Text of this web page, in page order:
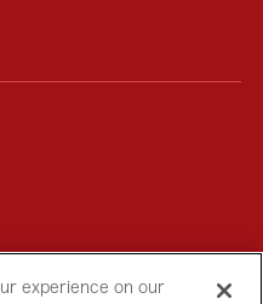
experience on our